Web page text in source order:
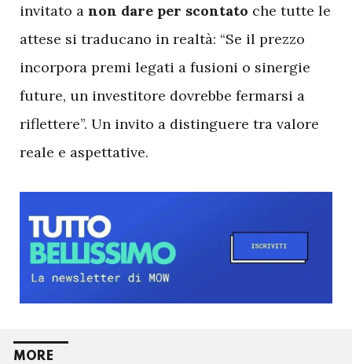
invitato a non dare per scontato che tutte le
attese si traducano in realtà: “Se il prezzo
incorpora premi legati a fusioni o sinergie
future, un investitore dovrebbe fermarsi a
riflettere”. Un invito a distinguere tra valore
reale e aspettative.
MORE